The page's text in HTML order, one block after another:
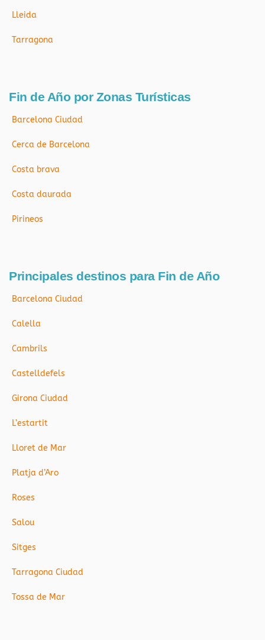
Lleida
Tarragona
Fin de Año por Zonas Turísticas
Barcelona Ciudad
Cerca de Barcelona
Costa brava
Costa daurada
Pirineos
Principales destinos para Fin de Año
Barcelona Ciudad
Calella
Cambrils
Castelldefels
Girona Ciudad
L’estartit
Lloret de Mar
Platja d’Aro
Roses
Salou
Sitges
Tarragona Ciudad
Tossa de Mar